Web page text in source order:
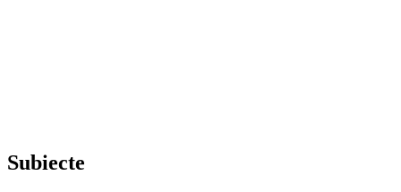
Subiecte